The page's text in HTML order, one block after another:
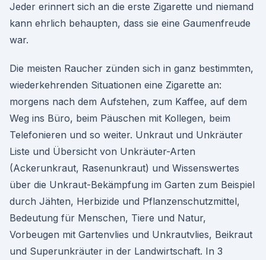
Jeder erinnert sich an die erste Zigarette und niemand
kann ehrlich behaupten, dass sie eine Gaumenfreude
war.
Die meisten Raucher zünden sich in ganz bestimmten,
wiederkehrenden Situationen eine Zigarette an:
morgens nach dem Aufstehen, zum Kaffee, auf dem
Weg ins Büro, beim Päuschen mit Kollegen, beim
Telefonieren und so weiter. Unkraut und Unkräuter
Liste und Übersicht von Unkräuter-Arten
(Ackerunkraut, Rasenunkraut) und Wissenswertes
über die Unkraut-Bekämpfung im Garten zum Beispiel
durch Jähten, Herbizide und Pflanzenschutzmittel,
Bedeutung für Menschen, Tiere und Natur,
Vorbeugen mit Gartenvlies und Unkrautvlies, Beikraut
und Superunkräuter in der Landwirtschaft. In 3